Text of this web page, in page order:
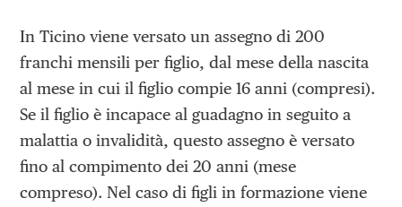
In Ticino viene versato un assegno di 200
franchi mensili per figlio, dal mese della nascita
al mese in cui il figlio compie 16 anni (compresi).
Se il figlio è incapace al guadagno in seguito a
malattia o invalidità, questo assegno è versato
fino al compimento dei 20 anni (mese
compreso). Nel caso di figli in formazione viene